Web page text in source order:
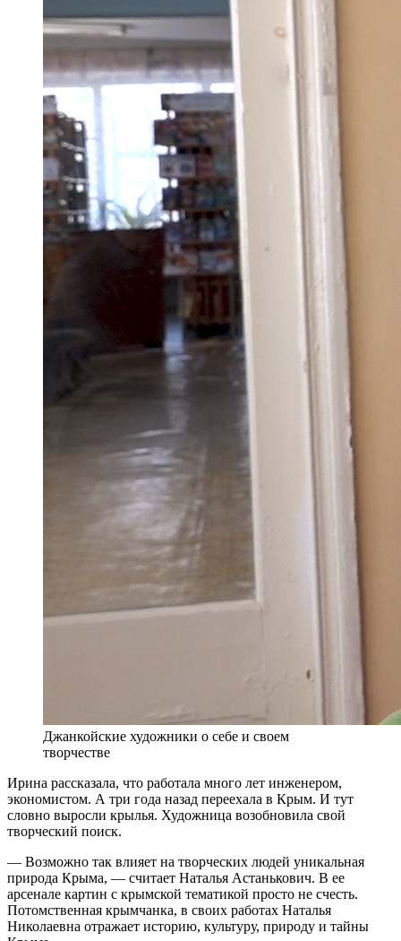
Джанкойские художники о себе и своем
творчестве
Ирина рассказала, что работала много лет инженером,
экономистом. А три года назад переехала в Крым. И тут
словно выросли крылья. Художница возобновила свой
творческий поиск.
— Возможно так влияет на творческих людей уникальная
природа Крыма, — считает Наталья Астанькович. В ее
арсенале картин с крымской тематикой просто не счесть.
Потомственная крымчанка, в своих работах Наталья
Николаевна отражает историю, культуру, природу и тайны